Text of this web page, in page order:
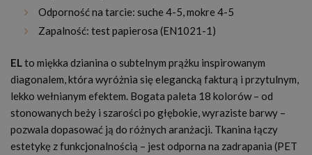
Odporność na tarcie: suche 4-5, mokre 4-5
Zapalność: test papierosa (EN1021-1)
ELto miękka dzianina o subtelnym prążku inspirowanym
diagonalem, która wyróżnia się elegancką fakturą i przytulnym,
lekko wełnianym efektem. Bogata paleta 18 kolorów – od
stonowanych beży i szarości po głębokie, wyraziste barwy –
pozwala dopasować ją do różnych aranżacji. Tkanina łączy
estetykę z funkcjonalnością – jest odporna na zadrapania (PET